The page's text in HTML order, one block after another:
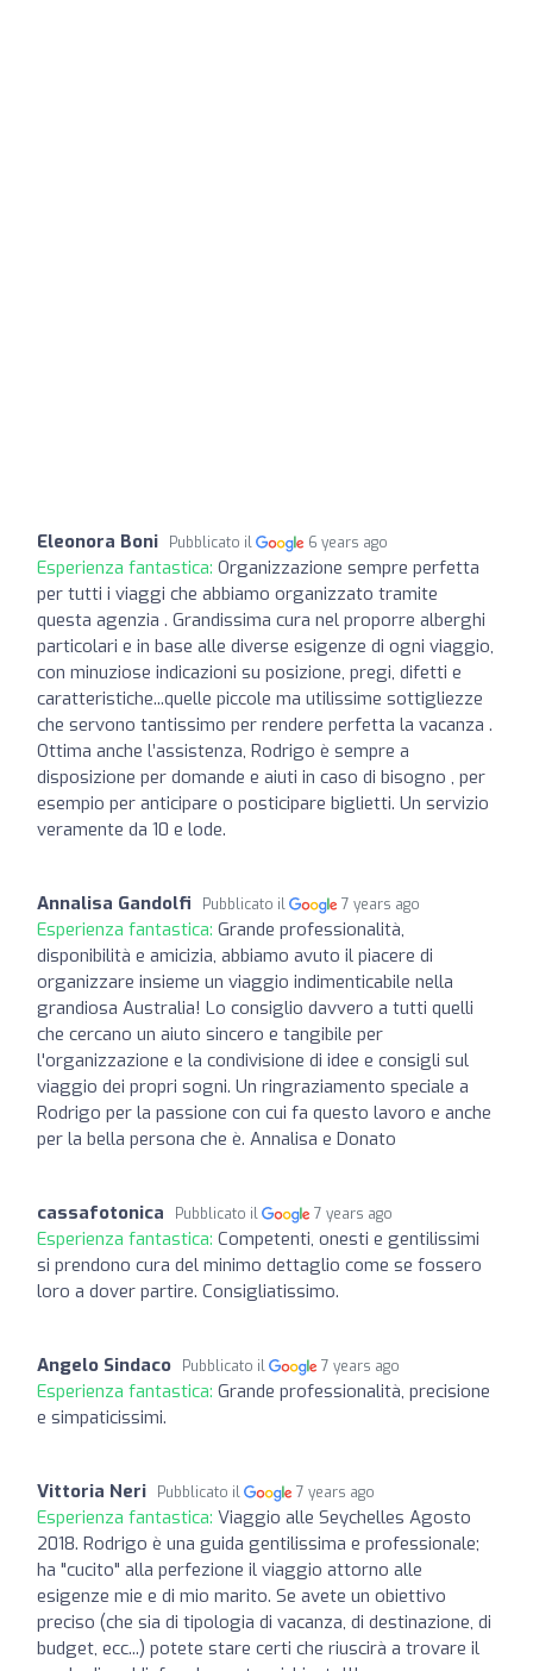
Eleonora Boni Pubblicato il 6 years ago
Esperienza fantastica: Organizzazione sempre perfetta
per tutti i viaggi che abbiamo organizzato tramite
questa agenzia . Grandissima cura nel proporre alberghi
particolari e in base alle diverse esigenze di ogni viaggio,
con minuziose indicazioni su posizione, pregi, difetti e
caratteristiche...quelle piccole ma utilissime sottigliezze
che servono tantissimo per rendere perfetta la vacanza .
Ottima anche l’assistenza, Rodrigo è sempre a
disposizione per domande e aiuti in caso di bisogno , per
esempio per anticipare o posticipare biglietti. Un servizio
veramente da 10 e lode.
Annalisa Gandolfi Pubblicato il 7 years ago
Esperienza fantastica: Grande professionalità,
disponibilità e amicizia, abbiamo avuto il piacere di
organizzare insieme un viaggio indimenticabile nella
grandiosa Australia! Lo consiglio davvero a tutti quelli
che cercano un aiuto sincero e tangibile per
l'organizzazione e la condivisione di idee e consigli sul
viaggio dei propri sogni. Un ringraziamento speciale a
Rodrigo per la passione con cui fa questo lavoro e anche
per la bella persona che è. Annalisa e Donato
cassafotonica Pubblicato il 7 years ago
Esperienza fantastica: Competenti, onesti e gentilissimi
si prendono cura del minimo dettaglio come se fossero
loro a dover partire. Consigliatissimo.
Angelo Sindaco Pubblicato il 7 years ago
Esperienza fantastica: Grande professionalità, precisione
e simpaticissimi.
Vittoria Neri Pubblicato il 7 years ago
Esperienza fantastica: Viaggio alle Seychelles Agosto
2018. Rodrigo è una guida gentilissima e professionale;
ha "cucito" alla perfezione il viaggio attorno alle
esigenze mie e di mio marito. Se avete un obiettivo
preciso (che sia di tipologia di vacanza, di destinazione, di
budget, ecc...) potete stare certi che riuscirà a trovare il